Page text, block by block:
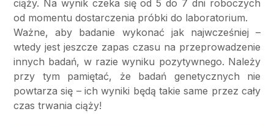
ciąży. Na wynik czeka się od 5 do 7 dni roboczych
od momentu dostarczenia próbki do laboratorium.
Ważne, aby badanie wykonać jak najwcześniej –
wtedy jest jeszcze zapas czasu na przeprowadzenie
innych badań, w razie wyniku pozytywnego. Należy
przy tym pamiętać, że badań genetycznych nie
powtarza się – ich wyniki będą takie same przez cały
czas trwania ciąży!